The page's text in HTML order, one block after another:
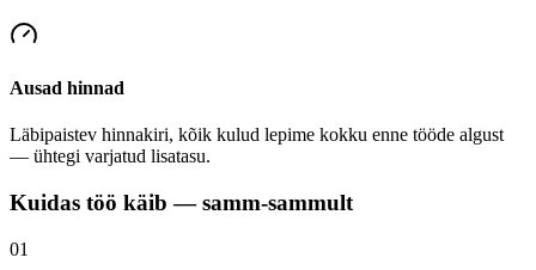
Ausad hinnad
Läbipaistev hinnakiri, kõik kulud lepime kokku enne tööde algust
— ühtegi varjatud lisatasu.
Kuidas töö käib — samm-sammult
01